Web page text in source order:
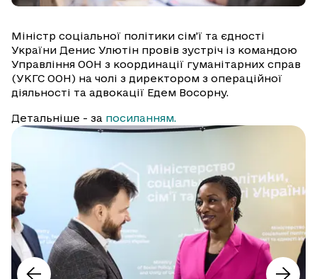
Міністр соціальної політики сім’ї та єдності
України Денис Улютін провів зустріч із командою
Управління ООН з координації гуманітарних справ
(УКГС ООН) на чолі з директором з операційної
діяльності та адвокації Едем Восорну.
Детальніше - за посиланням.